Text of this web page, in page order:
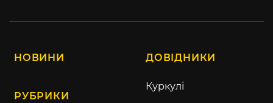
НОВИНИ
РУБРИКИ
ДОВІДНИКИ
Куркулі